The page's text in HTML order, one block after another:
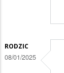
RODZIC
08/01/2025